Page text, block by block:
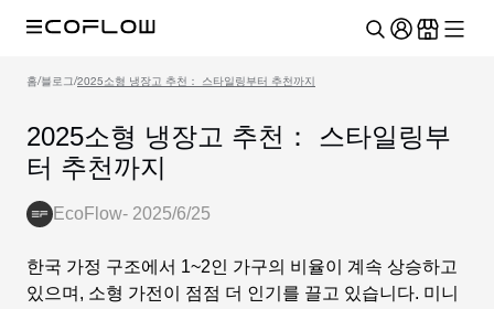
홈/블로그/2025소형 냉장고 추천： 스타일링부터 추천까지
2025소형 냉장고 추천： 스타일링부
터 추천까지
EcoFlow- 2025/6/25
한국 가정 구조에서 1~2인 가구의 비율이 계속 상승하고
있으며, 소형 가전이 점점 더 인기를 끌고 있습니다. 미니